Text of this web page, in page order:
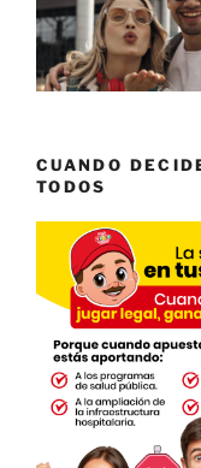
CUANDO
TODOS